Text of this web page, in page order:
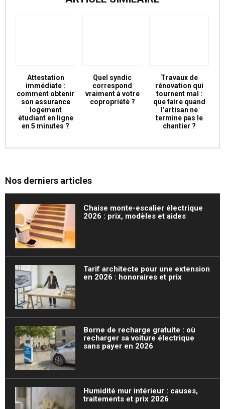
Attestation
immédiate :
comment obtenir
son assurance
logement
étudiant en ligne
en 5 minutes ?
Quel syndic
correspond
vraiment à votre
copropriété ?
Travaux de
rénovation qui
tournent mal :
que faire quand
l’artisan ne
termine pas le
chantier ?
Nos derniers articles
Chaise monte-escalier électrique
2026 : prix, modèles et aides
Tarif architecte pour une extension
en 2026 : honoraires et prix
Borne de recharge gratuite : où
recharger sa voiture électrique
sans payer en 2026
Humidité mur intérieur : causes,
traitements et prix 2026